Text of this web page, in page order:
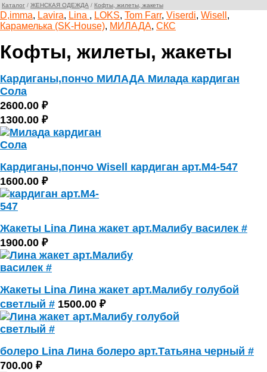
Каталог / ЖЕНСКАЯ ОДЕЖДА / Кофты, жилеты, жакеты
D,imma, Lavira, Lina , LOKS, Tom Farr, Viserdi, Wisell ,
Карамелька (SK-House), МИЛАДА, СКС
Кофты, жилеты, жакеты
Кардиганы,пончо МИЛАДА Милада кардиган
Сола
2600.00 ₽
1300.00 ₽
Кардиганы,пончо Wisell кардиган арт.М4-547
1600.00 ₽
Жакеты Lina Лина жакет арт.Малибу василек #
1900.00 ₽
Жакеты Lina Лина жакет арт.Малибу голубой
светлый # 1500.00 ₽
болеро Lina Лина болеро арт.Татьяна черный #
700.00 ₽